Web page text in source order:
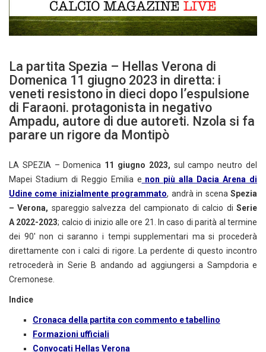
La partita Spezia – Hellas Verona di
Domenica 11 giugno 2023 in diretta: i
veneti resistono in dieci dopo l’espulsione
di Faraoni. protagonista in negativo
Ampadu, autore di due autoreti. Nzola si fa
parare un rigore da Montipò
LA SPEZIA – Domenica 11 giugno 2023, sul campo neutro del
Mapei Stadium di Reggio Emilia e non più alla Dacia Arena di
Udine come inizialmente programmato, andrà in scenaSpezia
– Verona, spareggio salvezza del campionato di calcio diSerie
A 2022-2023; calcio di inizio alle ore 21. In caso di parità al termine
dei 90′ non ci saranno i tempi supplementari ma si procederà
direttamente con i calci di rigore. La perdente di questo incontro
retrocederà in Serie B andando ad aggiungersi a Sampdoria e
Cremonese.
Indice
Cronaca della partita con commento e tabellino
Formazioni ufficiali
Convocati Hellas Verona